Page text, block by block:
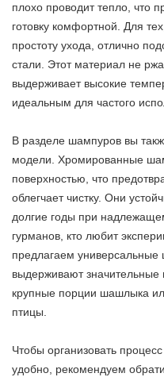
плохо проводит тепло, что
готовку комфортной. Для
простоту ухода, отлично
стали. Этот материал не
выдерживает высокие
идеальным для частого
В разделе шампуров вы
модели. Хромированные
поверхностью, что
облегчает чистку. Они
долгие годы при
гурманов, кто любит
предлагаем
выдерживают значительные
крупные порции шашлыка
птицы.
Чтобы организовать
удобно, рекомендуем